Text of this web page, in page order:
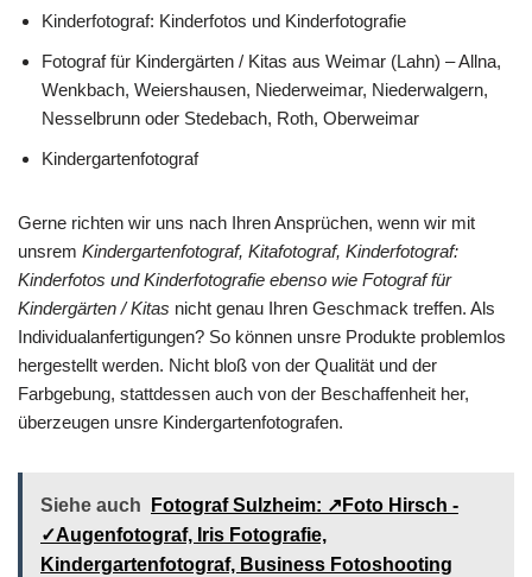
Kinderfotograf: Kinderfotos und Kinderfotografie
Fotograf für Kindergärten / Kitas aus Weimar (Lahn) – Allna,
Wenkbach, Weiershausen, Niederweimar, Niederwalgern,
Nesselbrunn oder Stedebach, Roth, Oberweimar
Kindergartenfotograf
Gerne richten wir uns nach Ihren Ansprüchen, wenn wir mit
unsrem Kindergartenfotograf, Kitafotograf, Kinderfotograf:
Kinderfotos und Kinderfotografie ebenso wie Fotograf für
Kindergärten / Kitas nicht genau Ihren Geschmack treffen. Als
Individualanfertigungen? So können unsre Produkte problemlos
hergestellt werden. Nicht bloß von der Qualität und der
Farbgebung, stattdessen auch von der Beschaffenheit her,
überzeugen unsre Kindergartenfotografen.
Siehe auch
Fotograf Sulzheim: ↗️Foto Hirsch -
✓Augenfotograf, Iris Fotografie,
Kindergartenfotograf, Business Fotoshooting